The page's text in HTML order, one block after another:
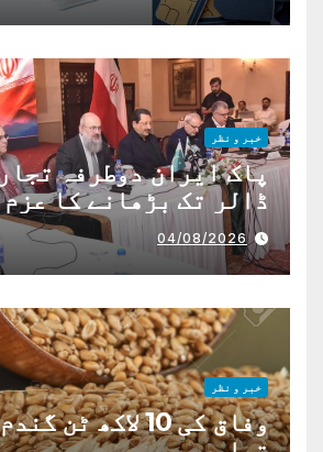
خبر و نظر
ڈالر تک بڑھانے کا عزم
04/08/2026
خبر و نظر
وفاق کی 10 لاکھ